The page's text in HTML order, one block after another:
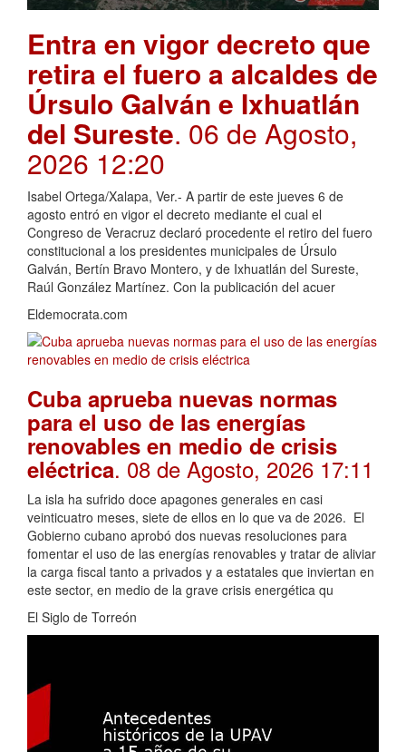
Entra en vigor decreto que
retira el fuero a alcaldes de
Úrsulo Galván e Ixhuatlán
del Sureste. 06 de Agosto,
2026 12:20
Isabel Ortega/Xalapa, Ver.- A partir de este jueves 6 de
agosto entró en vigor el decreto mediante el cual el
Congreso de Veracruz declaró procedente el retiro del fuero
constitucional a los presidentes municipales de Úrsulo
Galván, Bertín Bravo Montero, y de Ixhuatlán del Sureste,
Raúl González Martínez. Con la publicación del acuer
Eldemocrata.com
Cuba aprueba nuevas normas
para el uso de las energías
renovables en medio de crisis
eléctrica. 08 de Agosto, 2026 17:11
La isla ha sufrido doce apagones generales en casi
veinticuatro meses, siete de ellos en lo que va de 2026. El
Gobierno cubano aprobó dos nuevas resoluciones para
fomentar el uso de las energías renovables y tratar de aliviar
la carga fiscal tanto a privados y a estatales que inviertan en
este sector, en medio de la grave crisis energética qu
El Siglo de Torreón